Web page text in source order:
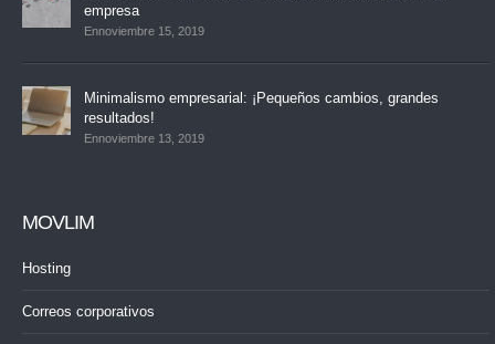
empresa
Ennoviembre 15, 2019
Minimalismo empresarial: ¡Pequeños cambios, grandes
resultados!
Ennoviembre 13, 2019
MOVLIM
Hosting
Correos corporativos